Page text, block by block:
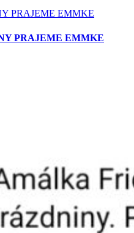
PRAJEME EMMKE
PRAJEME EMMKE